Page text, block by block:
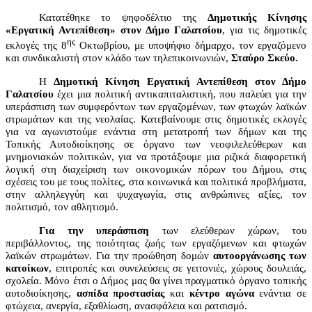
Κατατέθηκε το ψηφοδέλτιο τηςΔημοτικής Κίνησης
«Εργατική Αντεπίθεση» στον Δήμο Γαλατσίου, για τις δημοτικές
εκλογές της 8ης Οκτωβρίου, με υποψήφιο δήμαρχο, τον εργαζόμενο
και συνδικαλιστή στον κλάδο των τηλεπικοινωνιών, Σταύρο Σκεύο.
Η Δημοτική Κίνηση Εργατική Αντεπίθεση
στον Δήμο
Γαλατσίου έχει μια πολιτική αντικαπιταλιστική, που παλεύει για την
υπεράσπιση των συμφερόντων των εργαζομένων, των φτωχών λαϊκών
στρωμάτων και της νεολαίας. Κατεβαίνουμε στις δημοτικές εκλογές
για να αγωνιστούμε ενάντια στη μετατροπή των δήμων και της
Τοπικής Αυτοδιοίκησης σε όργανο των νεοφιλελεύθερων και
μνημονιακών πολιτικών, για να προτάξουμε μια ριζικά διαφορετική
λογική στη διαχείριση των οικονομικών πόρων του Δήμου, στις
σχέσεις του με τους πολίτες, στα κοινωνικά και πολιτικά προβλήματα,
στην αλληλεγγύη και ψυχαγωγία, στις ανθρώπινες αξίες, τον
πολιτισμό, τον αθλητισμό.
Για την υπεράσπιση των ελεύθερων χώρων, του
περιβάλλοντος, της ποιότητας ζωής των εργαζόμενων και φτωχών
λαϊκών στρωμάτων. Για την προώθηση δομών αυτοοργάνωσης των
κατοίκων, επιτροπές και συνελεύσεις σε γειτονιές, χώρους δουλειάς,
σχολεία. Μόνο έτσι ο Δήμος μας θα γίνει πραγματικό όργανο τοπικής
αυτοδιοίκησης, ασπίδα προστασίαςκαι κέντρο αγώναενάντια σε
φτώχεια, ανεργία, εξαθλίωση, ανασφάλεια και ρατσισμό.